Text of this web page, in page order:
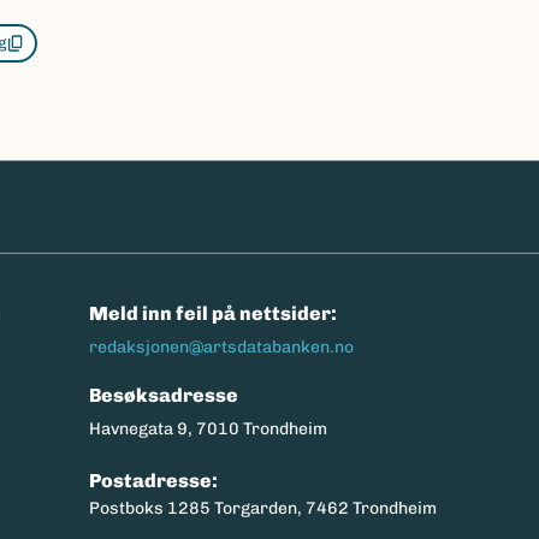
Meld inn feil på nettsider:
redaksjonen@artsdatabanken.no
Besøksadresse
Havnegata 9, 7010 Trondheim
Postadresse:
Postboks 1285 Torgarden, 7462 Trondheim